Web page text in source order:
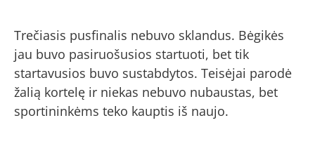
Trečiasis pusfinalis nebuvo sklandus. Bėgikės
jau buvo pasiruošusios startuoti, bet tik
startavusios buvo sustabdytos. Teisėjai parodė
žalią kortelę ir niekas nebuvo nubaustas, bet
sportininkėms teko kauptis iš naujo.